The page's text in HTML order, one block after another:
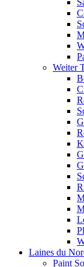
Weiter
Laines du
Paint